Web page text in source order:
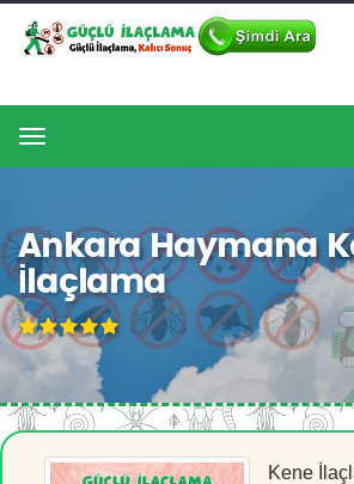
Menu
Ankara Haymana
İlaçlama
Kene